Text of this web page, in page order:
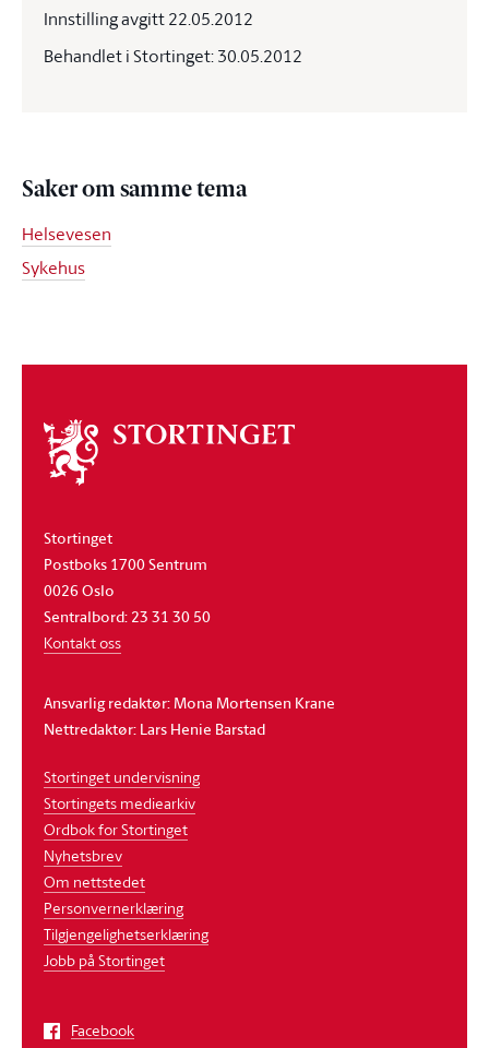
Innstilling avgitt 22.05.2012
Behandlet i Stortinget: 30.05.2012
Saker om samme tema
Helsevesen
Sykehus
Om
stortinget
Stortinget
Postboks 1700 Sentrum
0026 Oslo
Sentralbord: 23 31 30 50
Kontakt oss
Ansvarlig redaktør: Mona Mortensen Krane
Nettredaktør: Lars Henie Barstad
Stortinget undervisning
Stortingets mediearkiv
Ordbok for Stortinget
Nyhetsbrev
Om nettstedet
Personvernerklæring
Tilgjengelighetserklæring
Jobb på Stortinget
Facebook